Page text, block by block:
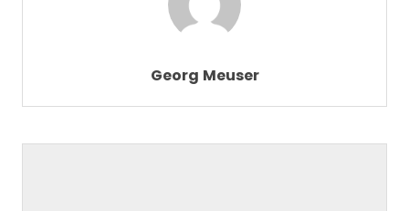
Georg Meuser